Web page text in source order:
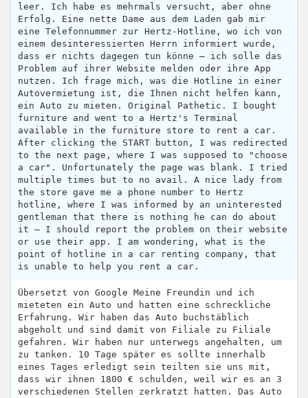
leer. Ich habe es mehrmals versucht, aber ohne
Erfolg. Eine nette Dame aus dem Laden gab mir
eine Telefonnummer zur Hertz-Hotline, wo ich von
einem desinteressierten Herrn informiert wurde,
dass er nichts dagegen tun könne – ich solle das
Problem auf ihrer Website melden oder ihre App
nutzen. Ich frage mich, was die Hotline in einer
Autovermietung ist, die Ihnen nicht helfen kann,
ein Auto zu mieten. Original Pathetic. I bought
furniture and went to a Hertz's Terminal
available in the furniture store to rent a car.
After clicking the START button, I was redirected
to the next page, where I was supposed to "choose
a car". Unfortunately the page was blank. I tried
multiple times but to no avail. A nice lady from
the store gave me a phone number to Hertz
hotline, where I was informed by an uninterested
gentleman that there is nothing he can do about
it – I should report the problem on their website
or use their app. I am wondering, what is the
point of hotline in a car renting company, that
is unable to help you rent a car.
Übersetzt von Google Meine Freundin und ich
mieteten ein Auto und hatten eine schreckliche
Erfahrung. Wir haben das Auto buchstäblich
abgeholt und sind damit von Filiale zu Filiale
gefahren. Wir haben nur unterwegs angehalten, um
zu tanken. 10 Tage später es sollte innerhalb
eines Tages erledigt sein teilten sie uns mit,
dass wir ihnen 1800 € schulden, weil wir es an 3
verschiedenen Stellen zerkratzt hatten. Das Auto